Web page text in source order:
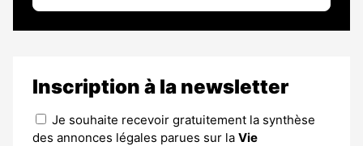
Inscription à la newsletter
Je souhaite recevoir gratuitement la synthèse
des annonces légales parues sur la Vie